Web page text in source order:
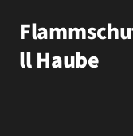
ll Haube